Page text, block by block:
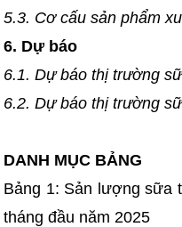
5.3. Cơ cấu sản phẩm
6. Dự báo
6.1. Dự báo thị trường
6.2. Dự báo thị trường
DANH MỤC BẢNG
Bảng 1: Sản lượng sữa
tháng đầu năm 2025